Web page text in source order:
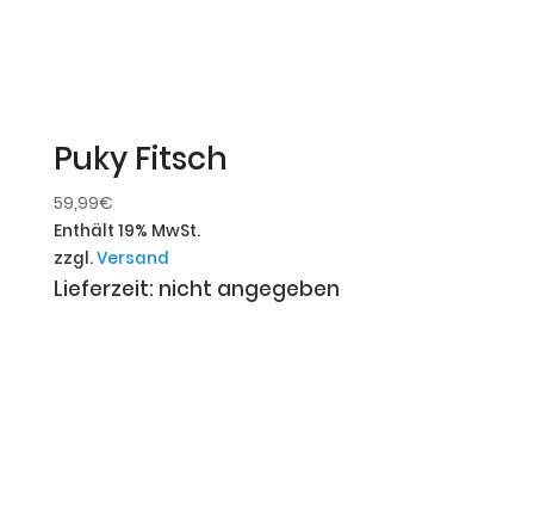
Puky Fitsch
59,99€
Enthält 19% MwSt.
zzgl.Versand
Lieferzeit: nicht angegeben